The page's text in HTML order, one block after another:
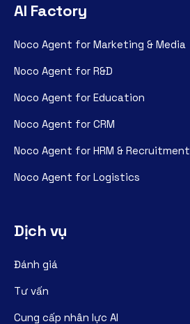
AI Factory
Noco Agent for Marketing & Media
Noco Agent for R&D
Noco Agent for Education
Noco Agent for CRM
Noco Agent for HRM & Recruitment
Noco Agent for Logistics
Dịch vụ
Đánh giá
Tư vấn
Cung cấp nhân lực AI